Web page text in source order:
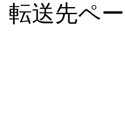
転送先ペ